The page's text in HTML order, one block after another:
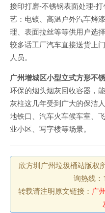
接印打磨-不锈钢表面处理-
艺：电镀、高温户外汽车烤
理、表面拉丝等等供用户选
较多话工厂汽车直接送货上
人员。
广州增城区小型立式方形不
环保的烟头烟灰回收容器，
灰柱这几年受到广大的保洁
地铁口、汽车火车候车室、
业小区、写字楼等场景。
欣方圳广州垃圾桶站版权
询热线：
转载请注明原文链接： 广